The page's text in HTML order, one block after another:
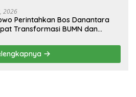
2026
Perintahkan Bos Danantara
Transformasi BUMN dan